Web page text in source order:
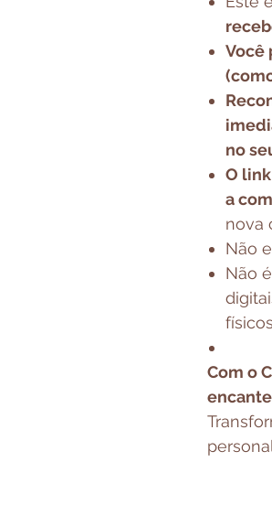
Você
no
O
a
nova
Não
Não
Com o